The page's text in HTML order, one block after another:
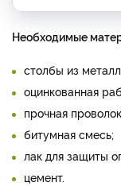
Необходимые
столбы из
оцинкованная
прочная
битумная смесь;
лак для защиты
цемент.